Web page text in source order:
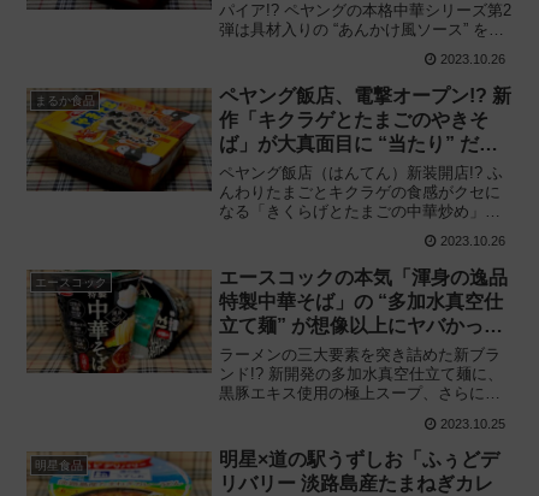
パイア!? ペヤングの本格中華シリーズ第2
弾は具材入りの “あんかけ風ソース” を使
ヤング 中華あんかけ風やきそば」を食べ
てみた感想と評価・レビューです。
2023.10.26
まるか食品
ペヤング飯店、電撃オープン!? 新
作「キクラゲとたまごのやきそ
ば」が大真面目に “当たり” だっ
た件!!
ペヤング飯店（はんてん）新装開店!? ふ
んわりたまごとキクラゲの食感がクセに
なる「きくらげとたまごの中華炒め」を
カップ焼きそばにアレンジ!! まるか食品
「ペヤング キクラゲとたまごのやきそ
ば」を食べてみた感想と評価・レビュー
です。
2023.10.26
エースコック
エースコックの本気「渾身の逸品
特製中華そば」の “多加水真空仕
立て麺” が想像以上にヤバかった
件
ラーメンの三大要素を突き詰めた新ブラ
ンド!? 新開発の多加水真空仕立て麺に、
黒豚エキス使用の極上スープ、さらにワ
ック「渾身の逸品 特製中華そば 大盛り」
を食べてみた感想と評価・レビューで
す。
2023.10.25
明星食品
明星×道の駅うずしお「ふぅどデ
リバリー 淡路島産たまねぎカレ